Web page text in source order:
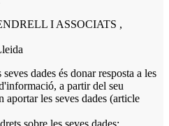
I ASSOCIATS ,
dades és donar resposta a les
a partir del seu
aportar les seves dades (article